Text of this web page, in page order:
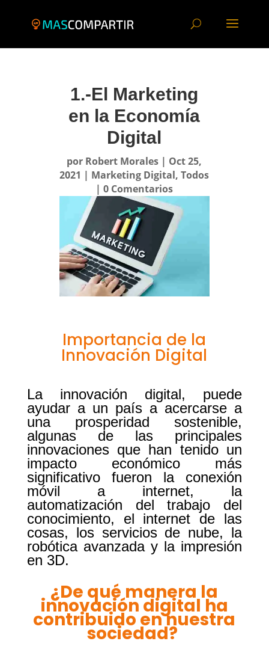
1.-El Marketing
en la Economía
Digital
por Robert Morales | Oct 25,
2021 | Marketing Digital,Todos
|0 Comentarios
Importancia de la
Innovación Digital
La innovación digital, puede
ayudar a un país a acercarse a
una prosperidad sostenible,
algunas de las principales
innovaciones que han tenido un
impacto económico más
significativo fueron la conexión
móvil a internet, la
automatización del trabajo del
conocimiento, el internet de las
cosas, los servicios de nube, la
robótica avanzada y la impresión
en 3D.
¿De qué manera la
innovación digital ha
contribuido en nuestra
sociedad?